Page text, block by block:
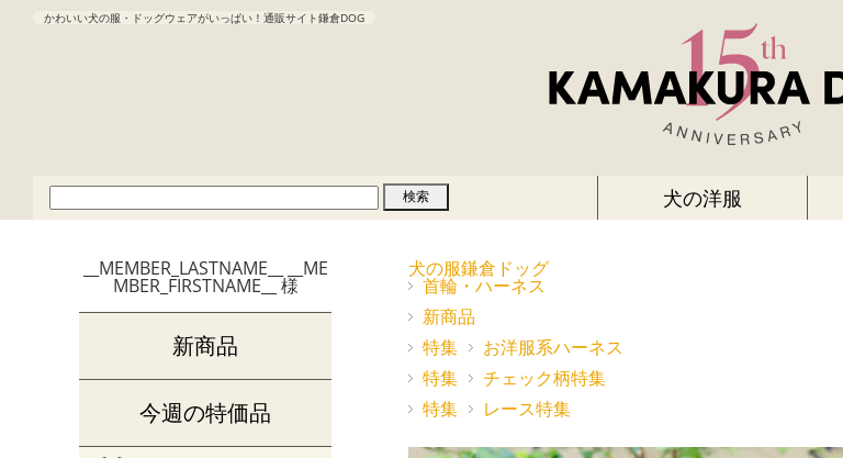
かわいい犬の服・ドッグウェアがいっぱい！通販サイト鎌倉DOG
犬の洋服
犬の服鎌倉ドッグ
首輪・ハーネス
新商品
特集
お洋服系ハーネス
特集
チェック柄特集
特集
レース特集
__MEMBER_LASTNAME__ __ME
MBER_FIRSTNAME__ 様
新商品
今週の特価品